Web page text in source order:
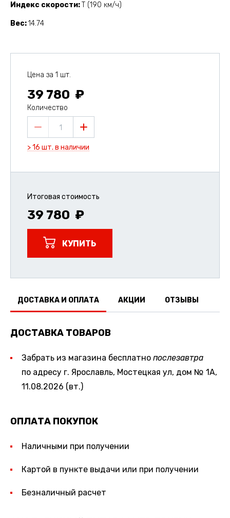
Индекс скорости T (190 км/ч)
Вес 14.74
Цена за 1 шт.
39 780
Количество
1
> 16 шт. в наличии
Итоговая стоимость
39 780
КУПИТЬ
ДОСТАВКА И ОПЛАТА АКЦИИ ОТЗЫВЫ
ДОСТАВКА ТОВАРОВ
Забрать из магазина бесплатно послезавтра
по адресу г. Ярославль, Мостецкая ул, дом № 1А,
11.08.2026 (вт.)
ОПЛАТА ПОКУПОК
Наличными при получении
Картой в пункте выдачи или при получении
Безналичный расчет